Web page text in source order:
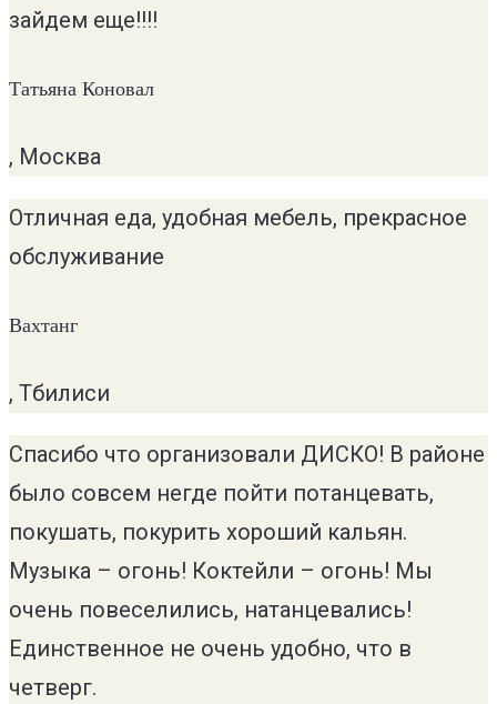
зайдем еще!!!!
Татьяна Коновал
, Москва
Отличная еда, удобная мебель, прекрасное
обслуживание
Вахтанг
, Тбилиси
Спасибо что организовали ДИСКО! В районе
было совсем негде пойти потанцевать,
покушать, покурить хороший кальян.
Музыка – огонь! Коктейли – огонь! Мы
очень повеселились, натанцевались!
Единственное не очень удобно, что в
четверг.